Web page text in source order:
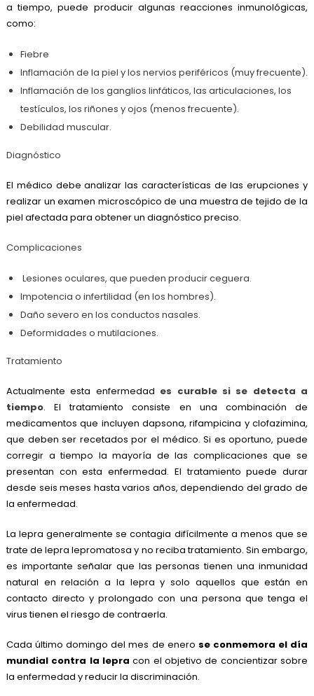
a tiempo, puede producir algunas reacciones inmunológicas,
como:
Fiebre
Inflamación de la piel y los nervios periféricos (muy frecuente).
Inflamación de los ganglios linfáticos, las articulaciones, los
testículos, los riñones y ojos (menos frecuente).
Debilidad muscular.
Diagnóstico
El médico debe analizar las características de las erupciones y
realizar un examen microscópico de una muestra de tejido de la
piel afectada para obtener un diagnóstico preciso.
Complicaciones
Lesiones oculares, que pueden producir ceguera.
Impotencia o infertilidad (en los hombres).
Daño severo en los conductos nasales.
Deformidades o mutilaciones.
Tratamiento
Actualmente esta enfermedad es curable si se detecta a
tiempo. El tratamiento consiste en una combinación de
medicamentos que incluyen dapsona, rifampicina y clofazimina,
que deben ser recetados por el médico. Si es oportuno, puede
corregir a tiempo la mayoría de las complicaciones que se
presentan con esta enfermedad. El tratamiento puede durar
desde seis meses hasta varios años, dependiendo del grado de
la enfermedad.
La lepra generalmente se contagia difícilmente a menos que se
trate de lepra lepromatosa y no reciba tratamiento. Sin embargo,
es importante señalar que las personas tienen una inmunidad
natural en relación a la lepra y solo aquellos que están en
contacto directo y prolongado con una persona que tenga el
virus tienen el riesgo de contraerla.
Cada último domingo del mes de enero se conmemora el día
mundial contra la lepra con el objetivo de concientizar sobre
la enfermedad y reducir la discriminación.